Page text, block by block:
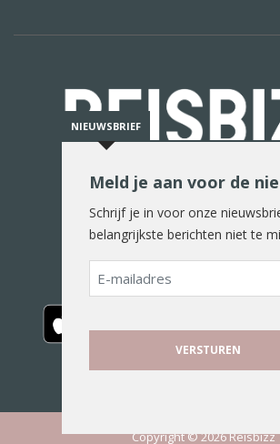
De reiswereld in woord en
Copyright © 2026 Reisbizz
NIEUWSBRIEF
Meld je aan voor de
Schrijf je in voor onze
belangrijkste berichten niet te
E-
mailadres